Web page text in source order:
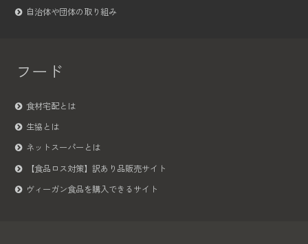
自治体や団体の取り組み
フード
食材宅配とは
生協とは
ネットスーパーとは
【食品ロス対策】訳あり品販売サイト
ヴィーガン食品を購入できるサイト